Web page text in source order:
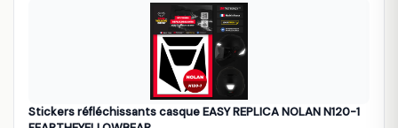
Stickers réfléchissants casque EASY REPLICA NOLAN N120-1